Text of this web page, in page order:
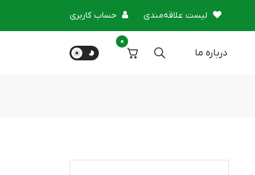
لیست علاقه‌مندی حساب کاربری
درباره‌ ما
0